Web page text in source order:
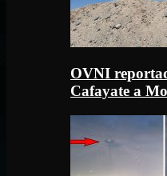
OVNI
Cafayate a